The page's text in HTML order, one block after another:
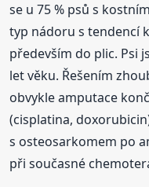
se u 75 % psů s
typ nádoru s tendencí
především do plic. Psi
let věku. Řešením
obvykle amputace
(cisplatina,
s osteosarkomem po
při současné